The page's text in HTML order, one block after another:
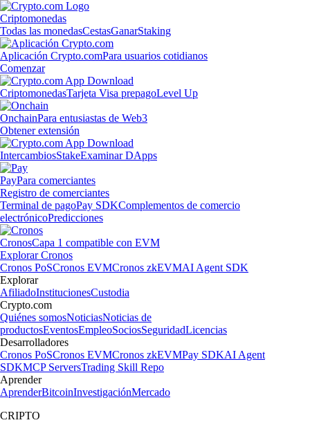
Criptomonedas
Todas las monedasCestasGanarStaking
Aplicación Crypto.comPara usuarios cotidianos
Comenzar
CriptomonedasTarjeta Visa prepagoLevel Up
OnchainPara entusiastas de Web3
Obtener extensión
IntercambiosStakeExaminar DApps
PayPara comerciantes
Registro de comerciantes
Terminal de pagoPay SDKComplementos de comercio
electrónicoPredicciones
CronosCapa 1 compatible con EVM
Explorar Cronos
Cronos PoSCronos EVMCronos zkEVMAI Agent SDK
Explorar
AfiliadoInstitucionesCustodia
Crypto.com
Quiénes somosNoticiasNoticias de
productosEventosEmpleoSociosSeguridadLicencias
Desarrolladores
Cronos PoSCronos EVMCronos zkEVMPay SDKAI Agent
SDKMCP ServersTrading Skill Repo
Aprender
AprenderBitcoinInvestigaciónMercado
CRIPTO